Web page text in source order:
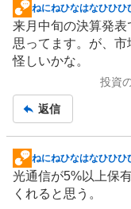
掲
示
板
記
ねにねひなはなひひひ
来月中旬の決算発表
思ってます。が、
怪しいかな。
投資
返信
掲
示
板
ねにねひなはなひひひ
光通信が5%以上保
くれると思う。